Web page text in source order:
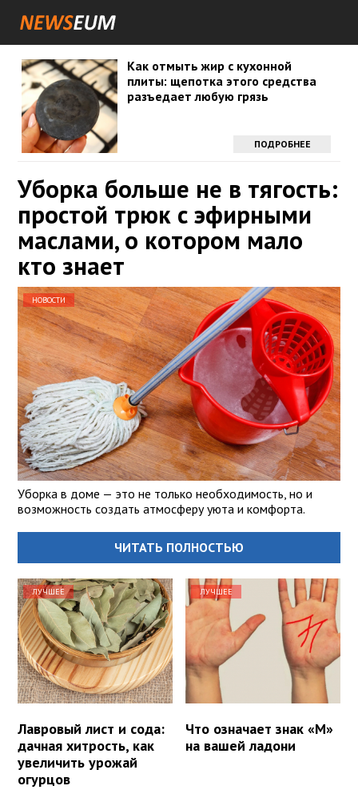
Как отмыть жир с кухонной
плиты: щепотка этого средства
разъедает любую грязь
ПОДРОБНЕЕ
Уборка больше не в тягость:
простой трюк с эфирными
маслами, о котором мало
кто знает
НОВОСТИ
Уборка в доме — это не только необходимость, но и
возможность создать атмосферу уюта и комфорта.
ЧИТАТЬ ПОЛНОСТЬЮ
ЛУЧШЕЕ
Лавровый лист и сода:
дачная хитрость, как
увеличить урожай
огурцов
ЛУЧШЕЕ
Что означает знак «М»
на вашей ладони